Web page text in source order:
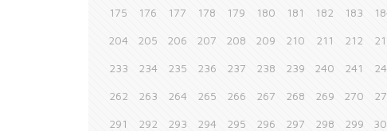
175 176 177 178 179 180 181 182 183
204 205 206 207 208 209 210 211 212
233 234 235 236 237 238 239 240 241
262 263 264 265 266 267 268 269 270
291 292 293 294 295 296 297 298 299